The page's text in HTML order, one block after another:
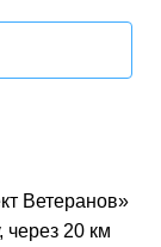
Ветеранов»
через 20 км